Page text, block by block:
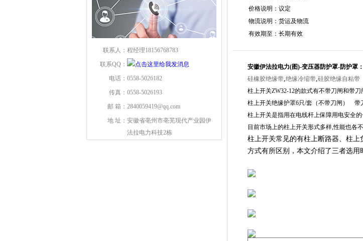
联系人： 程经理18156768783
联系QQ：
电话： 0558-5026182
传真： 0558-5026193
邮 箱： 2840059419@qq.com
地 址： 安徽省亳州市亳芜现代产业园伊
法拉电力科技2栋
价格说明：议定
物流说明：货运及物流
有效期至：长期有效
安徽伊法拉电力(图)-变压器防护罩-防护罩：
硅橡胶绝缘带,绝缘冷缩带,硅胶绝缘自粘带
柱上开关ZW32-12的款式有不带刀闸和带刀
柱上开关绝缘护罩6只/套（不带刀闸） 带
柱上开关是指用在电线杆上保障用电安全
目前市场上的柱上开关形式多样,性能也各
柱上开关常见的有柱上断路器、柱
方式有所区别，本文介绍了三者选用